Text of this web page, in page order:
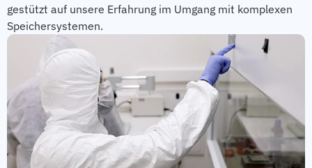
gestützt auf unsere Erfahrung im Umgang mit komplexen
Speichersystemen.